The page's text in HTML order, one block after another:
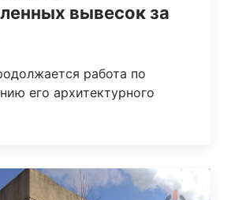
вывесок за
работа по
его архитектурного